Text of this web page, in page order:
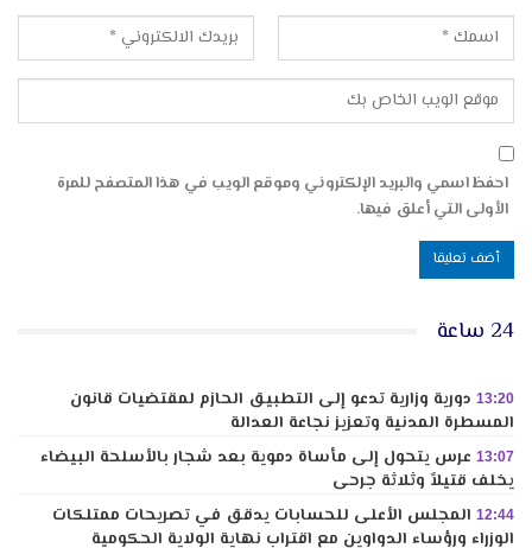
احفظ اسمي والبريد الإلكتروني وموقع الويب في هذا المتصفح للمرة
الأولى التي أعلق فيها.
24 ساعة
13:20 دورية وزارية تدعو إلى التطبيق الحازم لمقتضيات قانون
المسطرة المدنية وتعزيز نجاعة العدالة
13:07 عرس يتحول إلى مأساة دموية بعد شجار بالأسلحة البيضاء
يخلف قتيلاً وثلاثة جرحى
12:44 المجلس الأعلى للحسابات يدقق في تصريحات ممتلكات
الوزراء ورؤساء الدواوين مع اقتراب نهاية الولاية الحكومية